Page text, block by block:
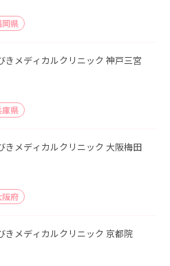
岡県
きメディカルクリニック 神戸三宮
庫県
きメディカルクリニック 大阪梅田
阪府
きメディカルクリニック 京都院